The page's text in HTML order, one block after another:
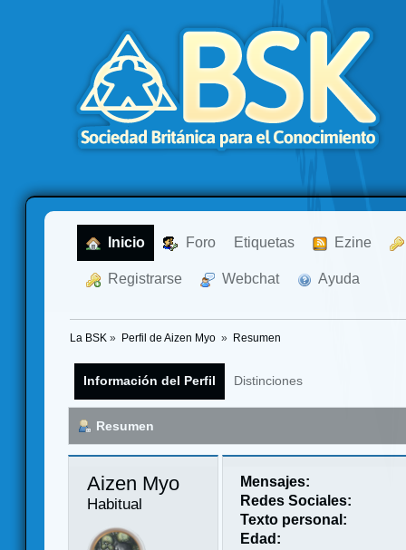
Inicio Foro Etiquetas Ezine
Registrarse Webchat Ayuda
La BSK » Perfil de Aizen Myo » Resumen
Información del Perfil Distinciones
Resumen
Aizen Myo
Habitual
Mensajes:
Redes Sociales:
Texto personal:
Edad: